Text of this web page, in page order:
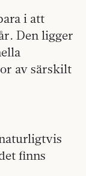
i att
Den ligger
av särskilt
finns